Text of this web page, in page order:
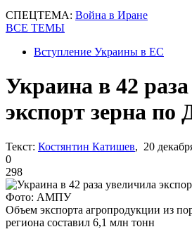
СПЕЦТЕМА: Война в Иране
ВСЕ ТЕМЫ
Вступление Украины в ЕС
Украина в 42
экспорт зерна по
Текст: Костянтин Катишев, 20
0
298
Фото: АМПУ
Объем экспорта агропродукции из
региона составил 6,1 млн тонн